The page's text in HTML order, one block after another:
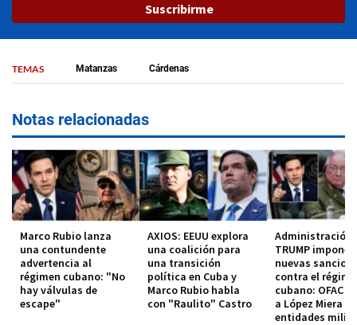
Suscribirme
TEMAS Matanzas Cárdenas
Notas relacionadas
Marco Rubio lanza
una contundente
advertencia al
régimen cubano: "No
hay válvulas de
escape"
AXIOS: EEUU explora
una coalición para
una transición
política en Cuba y
Marco Rubio habla
con "Raulito" Castro
Administración
TRUMP impone
nuevas
contra el
cubano: OFAC
a López Miera y
entidades